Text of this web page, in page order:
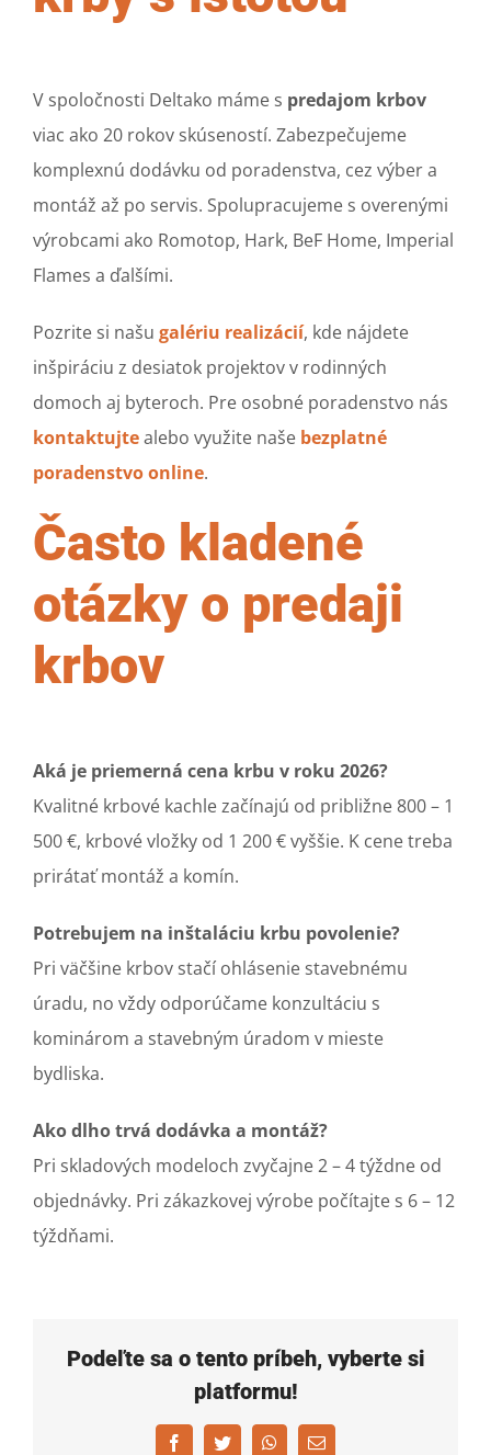
V spoločnosti Deltako máme s predajom krbov
viac ako 20 rokov skúseností. Zabezpečujeme
komplexnú dodávku od poradenstva, cez výber a
montáž až po servis. Spolupracujeme s overenými
výrobcami ako Romotop, Hark, BeF Home, Imperial
Flames a ďalšími.
Pozrite si našu galériu realizácií, kde nájdete
inšpiráciu z desiatok projektov v rodinných
domoch aj byteroch. Pre osobné poradenstvo nás
kontaktujtealebo využite naše bezplatné
poradenstvo online.
Často kladené
otázky o predaji
krbov
Aká je priemerná cena krbu v roku 2026?
Kvalitné krbové kachle začínajú od približne 800 – 1
500 €, krbové vložky od 1 200 € vyššie. K cene treba
prirátať montáž a komín.
Potrebujem na inštaláciu krbu povolenie?
Pri väčšine krbov stačí ohlásenie stavebnému
úradu, no vždy odporúčame konzultáciu s
kominárom a stavebným úradom v mieste
bydliska.
Ako dlho trvá dodávka a montáž?
Pri skladových modeloch zvyčajne 2 – 4 týždne od
objednávky. Pri zákazkovej výrobe počítajte s 6 – 12
týždňami.
Podeľte sa o tento príbeh, vyberte si
platformu!
FacebookTwitterWhatsApp
Email